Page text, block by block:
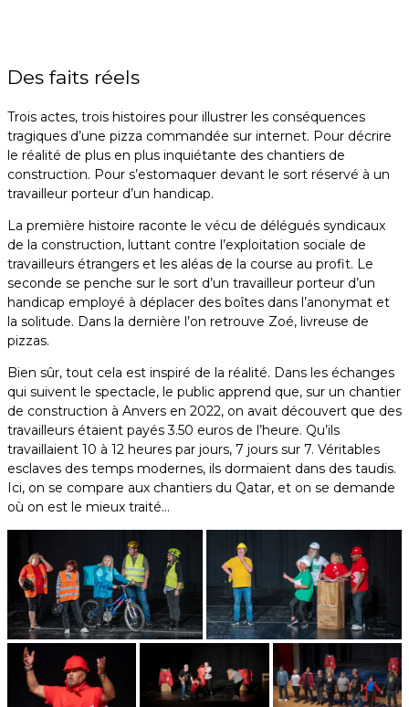
Des faits réels
Trois actes, trois histoires pour illustrer les conséquences
tragiques d’une pizza commandée sur internet. Pour décrire
le réalité de plus en plus inquiétante des chantiers de
construction. Pour s’estomaquer devant le sort réservé à un
travailleur porteur d’un handicap.
La première histoire raconte le vécu de délégués syndicaux
de la construction, luttant contre l’exploitation sociale de
travailleurs étrangers et les aléas de la course au profit. Le
seconde se penche sur le sort d’un travailleur porteur d’un
handicap employé à déplacer des boîtes dans l’anonymat et
la solitude. Dans la dernière l’on retrouve Zoé, livreuse de
pizzas.
Bien sûr, tout cela est inspiré de la réalité. Dans les échanges
qui suivent le spectacle, le public apprend que, sur un chantier
de construction à Anvers en 2022, on avait découvert que des
travailleurs étaient payés 3.50 euros de l’heure. Qu’ils
travaillaient 10 à 12 heures par jours, 7 jours sur 7. Véritables
esclaves des temps modernes, ils dormaient dans des taudis.
Ici, on se compare aux chantiers du Qatar, et on se demande
où on est le mieux traité…